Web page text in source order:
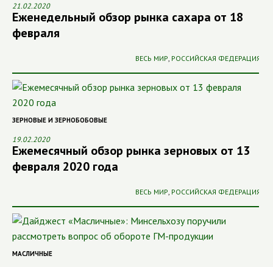
21.02.2020
Еженедельный обзор рынка сахара от 18
февраля
ВЕСЬ МИР РОССИЙСКАЯ ФЕДЕРАЦИЯ
ЗЕРНОВЫЕ И ЗЕРНОБОБОВЫЕ
19.02.2020
Ежемесячный обзор рынка зерновых от 13
февраля 2020 года
ВЕСЬ МИР РОССИЙСКАЯ ФЕДЕРАЦИЯ
МАСЛИЧНЫЕ